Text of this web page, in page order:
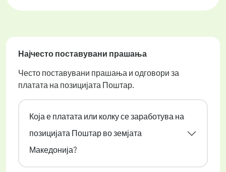
Најчесто поставувани прашања
Често поставувани прашања и одговори за
платата на позицијата Поштар.
Која е платата или колку се заработува на
позицијата Поштар во земјата
Македонија?